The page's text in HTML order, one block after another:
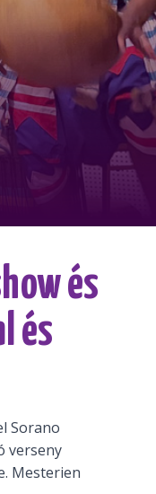
és
és
Sorano
verseny
Mesterien